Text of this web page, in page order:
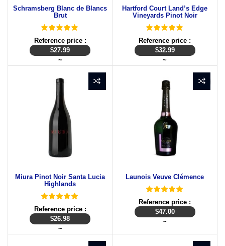
Schramsberg Blanc de Blancs
Brut
Reference price :
$27.99
~
Hartford Court Land’s Edge
Vineyards Pinot Noir
Reference price :
$32.99
~
Miura Pinot Noir Santa Lucia
Highlands
Reference price :
$26.98
~
Launois Veuve Clémence
Reference price :
$47.00
~